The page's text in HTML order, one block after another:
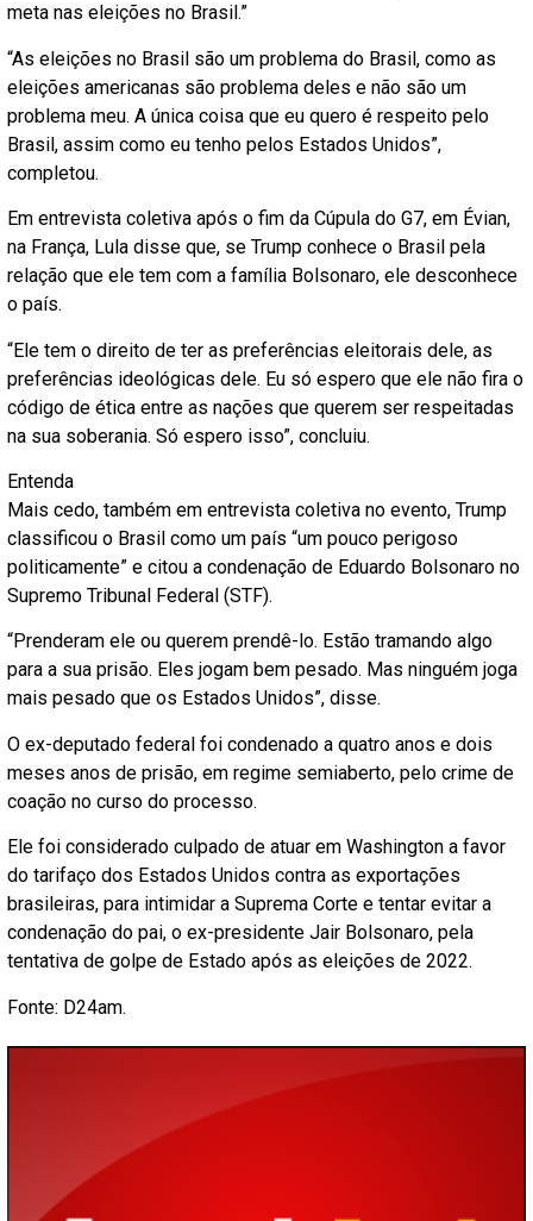
meta nas eleições no Brasil.”
“As eleições no Brasil são um problema do Brasil, como as
eleições americanas são problema deles e não são um
problema meu. A única coisa que eu quero é respeito pelo
Brasil, assim como eu tenho pelos Estados Unidos”,
completou.
Em entrevista coletiva após o fim da Cúpula do G7, em Évian,
na França, Lula disse que, se Trump conhece o Brasil pela
relação que ele tem com a família Bolsonaro, ele desconhece
o país.
“Ele tem o direito de ter as preferências eleitorais dele, as
preferências ideológicas dele. Eu só espero que ele não fira o
código de ética entre as nações que querem ser respeitadas
na sua soberania. Só espero isso”, concluiu.
Entenda
Mais cedo, também em entrevista coletiva no evento, Trump
classificou o Brasil como um país “um pouco perigoso
politicamente” e citou a condenação de Eduardo Bolsonaro no
Supremo Tribunal Federal (STF).
“Prenderam ele ou querem prendê-lo. Estão tramando algo
para a sua prisão. Eles jogam bem pesado. Mas ninguém joga
mais pesado que os Estados Unidos”, disse.
O ex-deputado federal foi condenado a quatro anos e dois
meses anos de prisão, em regime semiaberto, pelo crime de
coação no curso do processo.
Ele foi considerado culpado de atuar em Washington a favor
do tarifaço dos Estados Unidos contra as exportações
brasileiras, para intimidar a Suprema Corte e tentar evitar a
condenação do pai, o ex-presidente Jair Bolsonaro, pela
tentativa de golpe de Estado após as eleições de 2022.
Fonte: D24am.